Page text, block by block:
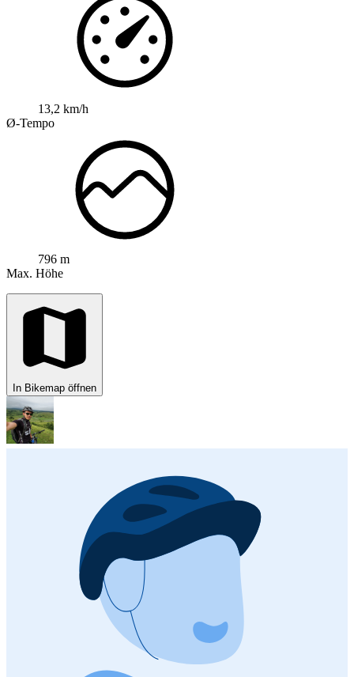
13,2 km/h
Ø-Tempo
796 m
Max. Höhe
In Bikemap öffnen